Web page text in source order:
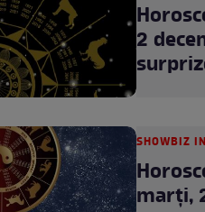
2
SHOWBIZ
marți,